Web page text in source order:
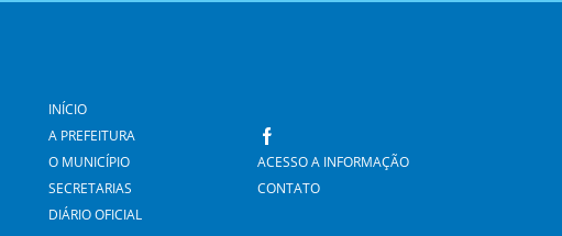
INÍCIO
A PREFEITURA
O MUNICÍPIO
SECRETARIAS
DIÁRIO OFICIAL
ACESSO A INFORMAÇÃO
CONTATO